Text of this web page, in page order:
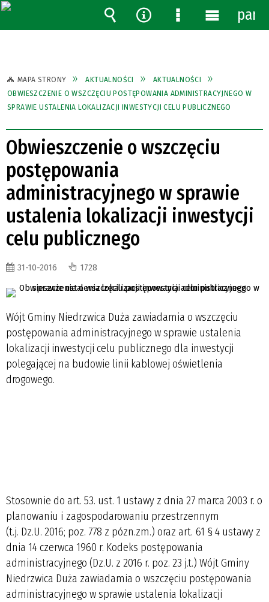
MAPA STRONY AKTUALNOŚCI
AKTUALNOŚCI
OBWIESZCZENIE O WSZCZĘCIU POSTĘPOWANIA ADMINISTRACYJNEGO W
SPRAWIE USTALENIA LOKALIZACJI INWESTYCJI CELU PUBLICZNEGO
Obwieszczenie o wszczęciu
postępowania
administracyjnego w sprawie
ustalenia lokalizacji inwestycji
celu publicznego
31-10-2016 1728
Wójt Gminy Niedrzwica Duża zawiadamia o wszczęciu
postępowania administracyjnego w sprawie ustalenia
lokalizacji inwestycji celu publicznego dla inwestycji
polegającej na budowie linii kablowej oświetlenia
drogowego.
Stosownie do art. 53. ust. 1 ustawy z dnia 27 marca 2003 r. o
planowaniu i zagospodarowaniu przestrzennym
(t.j. Dz.U. 2016; poz. 778 z pózn.zm.) oraz art. 61 § 4 ustawy z
dnia 14 czerwca 1960 r. Kodeks postępowania
administracyjnego (Dz.U. z 2016 r. poz. 23 j.t.) Wójt Gminy
Niedrzwica Duża zawiadamia o wszczęciu postępowania
administracyjnego w sprawie ustalenia lokalizacji
Wyszukiwarka
Narzędzia
MenuMenu